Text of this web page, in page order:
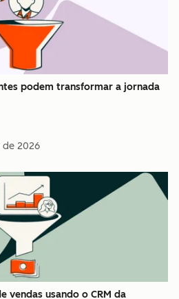
podem transformar a jornada
de 2026
vendas usando o CRM da